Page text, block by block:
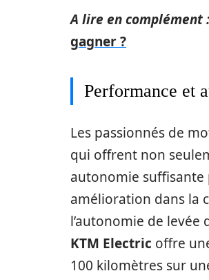
A lire en complément :
gagner ?
Performance et
Les passionnés de
qui offrent non
autonomie suffisante
amélioration dans la
l’autonomie de levée
KTM Electric offre
100 kilomètres sur